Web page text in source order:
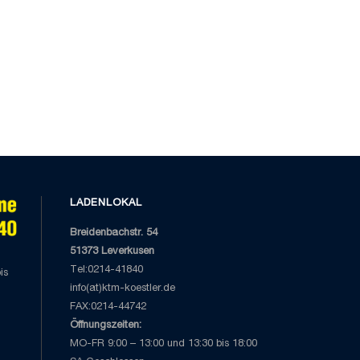
LADENLOKAL
Breidenbachstr. 54
51373 Leverkusen
Tel:0214-41840
info(at)ktm-koestler.de
FAX:0214-44742
Öffnungszeiten:
MO-FR 9:00 – 13:00 und 13:30 bis 18:00